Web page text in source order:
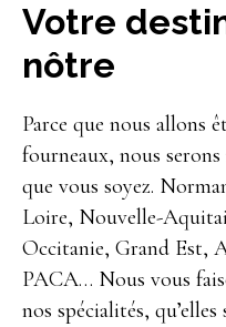
Votre
nôtre
Parce que nous allons
fourneaux, nous
que vous soyez.
Loire, Nouvelle-
Occitanie, Grand Est,
PACA… Nous vous
nos spécialités,